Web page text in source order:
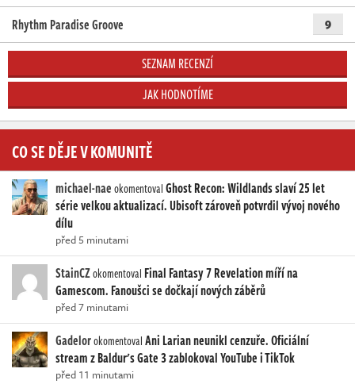
Rhythm Paradise Groove 9
SEZNAM RECENZÍ
JAK HODNOTÍME
CO SE DĚJE V KOMUNITĚ
michael-naeokomentovalGhost Recon: Wildlands slaví 25 let
série velkou aktualizací. Ubisoft zároveň potvrdil vývoj nového
dílu
před 5 minutami
StainCZokomentoval Final Fantasy 7 Revelation míří na
Gamescom. Fanoušci se dočkají nových záběrů
před 7 minutami
GadelorokomentovalAni Larian neunikl cenzuře. Oficiální
stream z Baldur's Gate 3 zablokoval YouTube i TikTok
před 11 minutami